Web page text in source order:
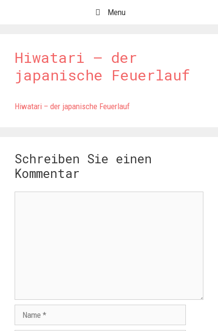
Menu
Hiwatari – der
japanische Feuerlauf
Hiwatari – der japanische Feuerlauf
Schreiben Sie einen
Kommentar